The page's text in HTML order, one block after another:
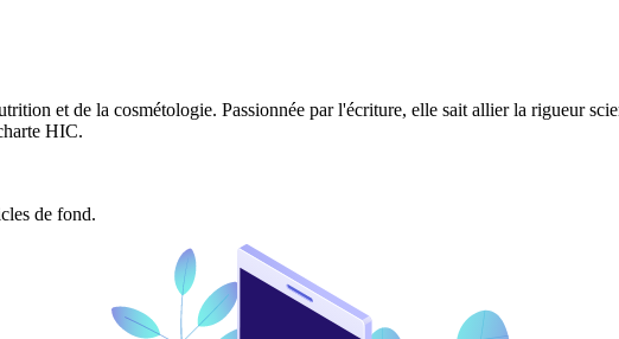
et de la cosmétologie. Passionnée par l'écriture, elle sait allier la rigueur
HIC.
de fond.